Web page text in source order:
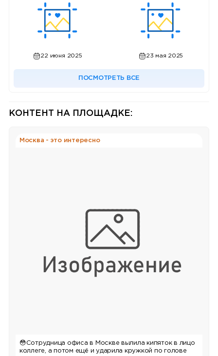
22 июня 2025 23 мая 2025
ПОСМОТРЕТЬ ВСЕ
КОНТЕНТ НА ПЛОЩАДКЕ:
Москва - это интересно
😳Сотрудница офиса в Москве вылила кипяток в лицо
коллеге, а потом ещё и ударила кружкой по голове